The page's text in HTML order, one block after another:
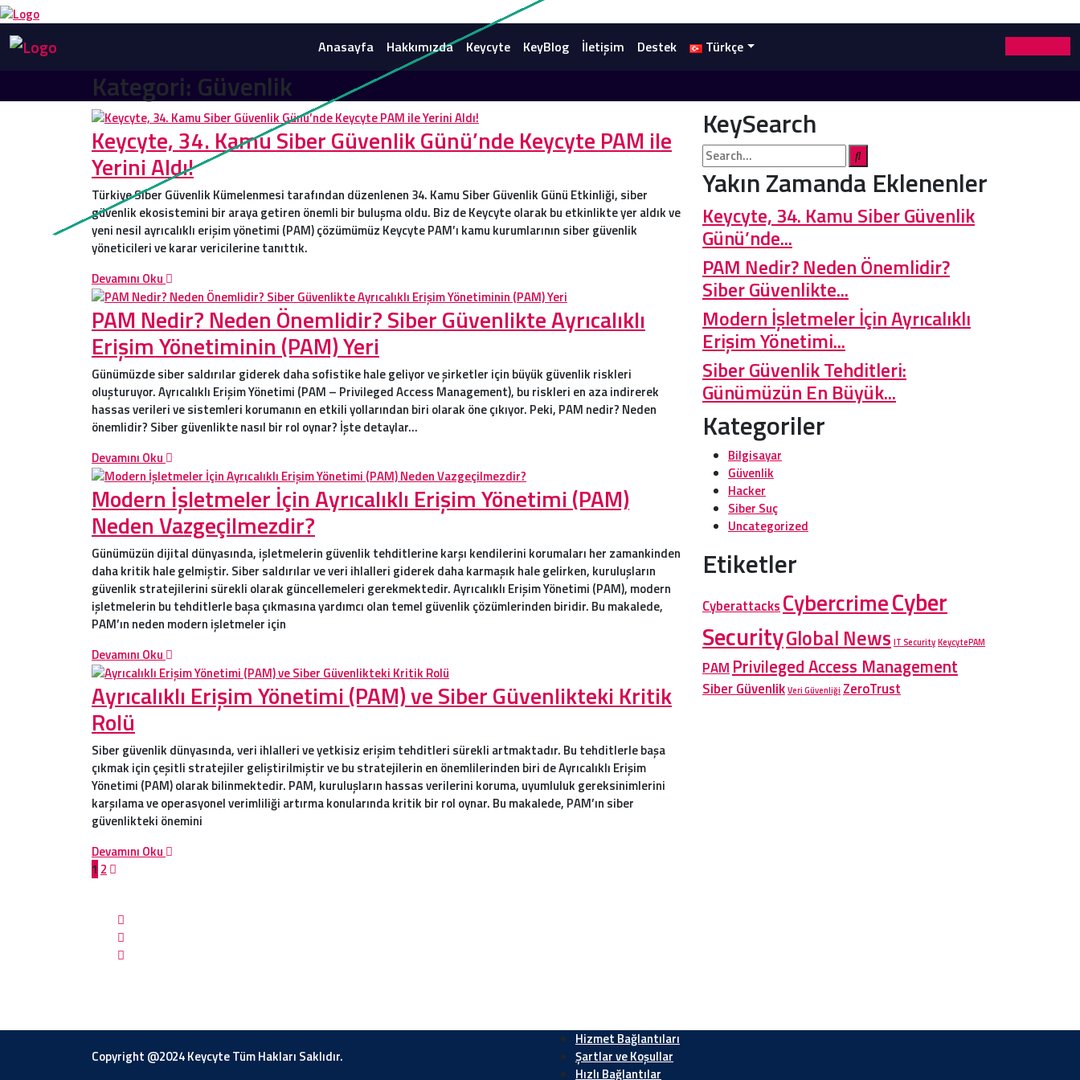
Anasayfa Hakkımızda Keycyte KeyBlog İletişim Destek Türkçe
Kategori: Güvenlik
Keycyte, 34. Kamu Siber Güvenlik Günü’nde Keycyte PAM ile
Yerini Aldı!
Türkiye Siber Güvenlik Kümelenmesi tarafından düzenlenen 34. Kamu Siber Güvenlik Günü Etkinliği, siber
güvenlik ekosistemini bir araya getiren önemli bir buluşma oldu. Biz de Keycyte olarak bu etkinlikte yer aldık ve
yeni nesil ayrıcalıklı erişim yönetimi (PAM) çözümümüz Keycyte PAM’ı kamu kurumlarının siber güvenlik
yöneticileri ve karar vericilerine tanıttık.
Devamını Oku
PAM Nedir? Neden Önemlidir? Siber Güvenlikte Ayrıcalıklı
Erişim Yönetiminin (PAM) Yeri
Günümüzde siber saldırılar giderek daha sofistike hale geliyor ve şirketler için büyük güvenlik riskleri
oluşturuyor. Ayrıcalıklı Erişim Yönetimi (PAM – Privileged Access Management), bu riskleri en aza indirerek
hassas verileri ve sistemleri korumanın en etkili yollarından biri olarak öne çıkıyor. Peki, PAM nedir? Neden
önemlidir? Siber güvenlikte nasıl bir rol oynar? İşte detaylar…
Devamını Oku
Modern İşletmeler İçin Ayrıcalıklı Erişim Yönetimi (PAM)
Neden Vazgeçilmezdir?
Günümüzün dijital dünyasında, işletmelerin güvenlik tehditlerine karşı kendilerini korumaları her zamankinden
daha kritik hale gelmiştir. Siber saldırılar ve veri ihlalleri giderek daha karmaşık hale gelirken, kuruluşların
güvenlik stratejilerini sürekli olarak güncellemeleri gerekmektedir. Ayrıcalıklı Erişim Yönetimi (PAM), modern
işletmelerin bu tehditlerle başa çıkmasına yardımcı olan temel güvenlik çözümlerinden biridir. Bu makalede,
PAM’ın neden modern işletmeler için
Devamını Oku
Ayrıcalıklı Erişim Yönetimi (PAM) ve Siber Güvenlikteki Kritik
Rolü
Siber güvenlik dünyasında, veri ihlalleri ve yetkisiz erişim tehditleri sürekli artmaktadır. Bu tehditlerle başa
çıkmak için çeşitli stratejiler geliştirilmiştir ve bu stratejilerin en önemlilerinden biri de Ayrıcalıklı Erişim
Yönetimi (PAM) olarak bilinmektedir. PAM, kuruluşların hassas verilerini koruma, uyumluluk gereksinimlerini
karşılama ve operasyonel verimliliği artırma konularında kritik bir rol oynar. Bu makalede, PAM’ın siber
güvenlikteki önemini
Devamını Oku
1 2
KeySearch
Yakın Zamanda Eklenenler
Keycyte, 34. Kamu Siber Güvenlik
Günü’nde...
PAM Nedir? Neden Önemlidir?
Siber Güvenlikte...
Modern İşletmeler İçin Ayrıcalıklı
Erişim Yönetimi...
Siber Güvenlik Tehditleri:
Günümüzün En Büyük...
Kategoriler
Bilgisayar
Güvenlik
Hacker
Siber Suç
Uncategorized
Etiketler
CyberattacksCybercrimeCyber
SecurityGlobal News IT SecurityKeycytePAM
PAMPrivileged Access Management
Siber GüvenlikVeri Güvenliği ZeroTrust
Copyright @2024 Keycyte Tüm Hakları Saklıdır.
Hizmet Bağlantıları
Şartlar ve Koşullar
Hızlı Bağlantılar